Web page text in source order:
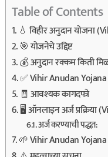
Table of Contents
💧 विहीर अनुदान योजना
🎯 योजनेचे उद्दिष्ट
💰 अनुदान रक्कम किती
✅ Vihir Anudan Yojana
🧾 आवश्यक कागदपत्रे
🖥️ ऑनलाइन अर्ज प्रक्रिया
अर्ज करण्याची पद्धत:
🌱 Vihir Anudan